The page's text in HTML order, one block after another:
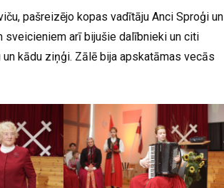
pašreizējo kopas vadītāju Anci Sproģi un
arī bijušie dalībnieki un citi
kādu ziņģi. Zālē bija apskatāmas vecās